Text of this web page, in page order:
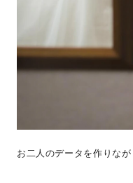
お二人のデータを作りな